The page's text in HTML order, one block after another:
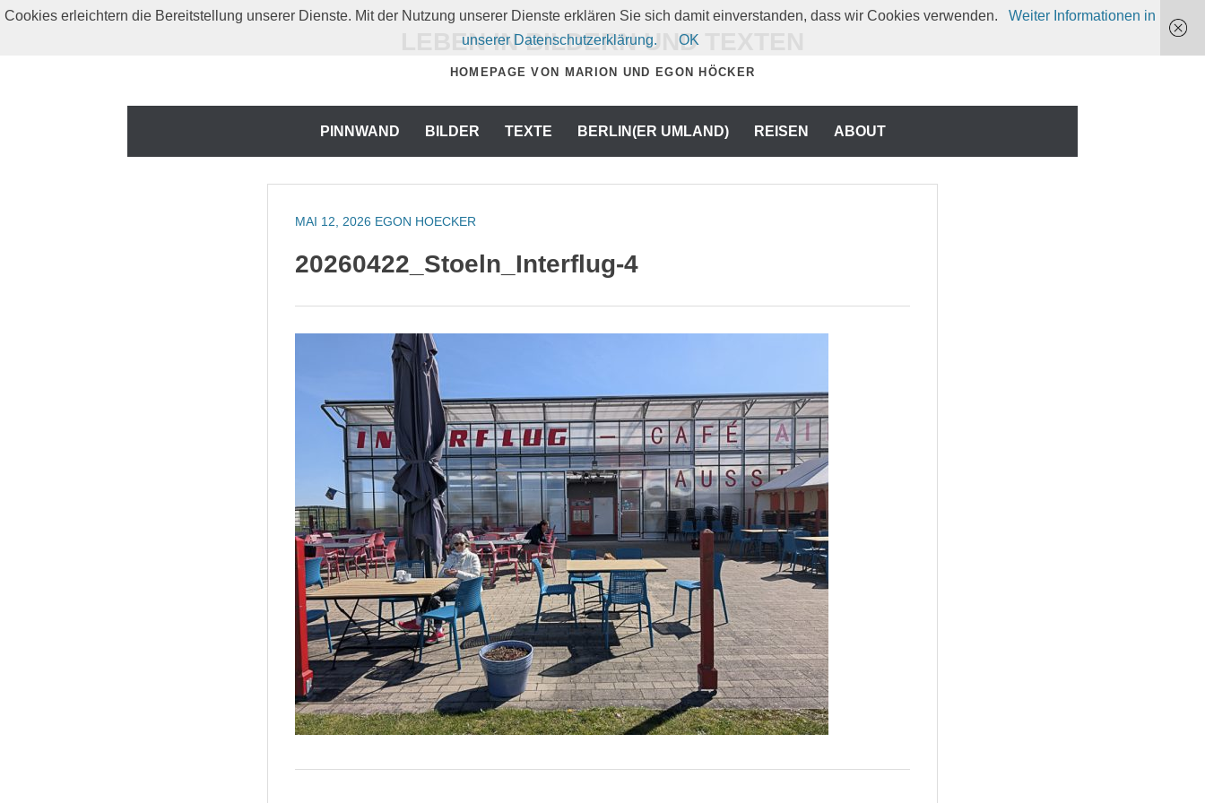
Zum
LEBEN IN BILDERN UND TEXTEN
HOMEPAGE VON MARION UND EGON HÖCKER
PINNWAND BILDER TEXTE BERLIN(ER UMLAND) REISEN ABOUT
MAI 12, 2026 EGON HOECKER
20260422_Stoeln_Interflug-4
Cookies erleichtern die Bereitstellung unserer Dienste. Mit der Nutzung unserer Dienste erklären Sie sich damit einverstanden, dass wir Cookies verwenden.
Weiter Informationen in
unserer Datenschutzerklärung.
OK